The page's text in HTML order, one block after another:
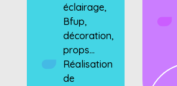
éclairage,
Bfup,
décoration,
props...
Réalisation
de